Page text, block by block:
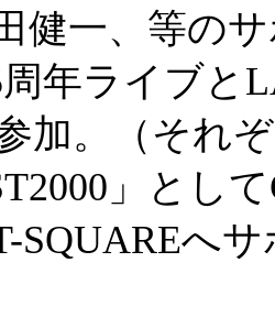
健一、等の
周年ライブと
加。（それ
」とし
SQUAREへ